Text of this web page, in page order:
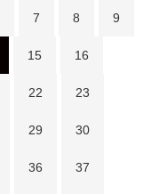
7 8 9
15 16
22 23
29 30
36 37